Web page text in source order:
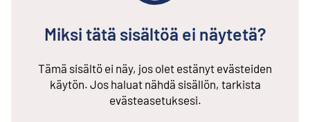
Miksi tätä sisältöä ei näytetä?
Tämä sisältö ei näy, jos olet estänyt evästeiden
käytön. Jos haluat nähdä sisällön, tarkista
evästeasetuksesi.